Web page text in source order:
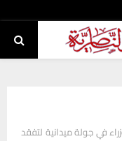
في جولة ميدانية لتفقد